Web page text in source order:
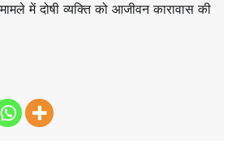
में दोषी व्यक्ति को आजीवन कारावास की